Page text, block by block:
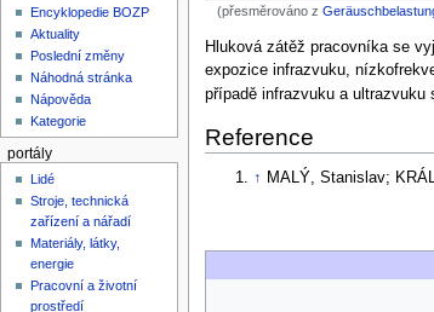
(přesměrováno z
Skočit
na
navigaci
Skočit
na
vyhledávání
Hluková zátěž pracovníka se
expozice infrazvuku,
případě infrazvuku a ultrazvuku
Reference
↑ MALÝ, Stanislav;
Encyklopedie BOZP
Aktuality
Poslední změny
Náhodná stránka
Nápověda
Kategorie
portály
Lidé
Stroje, technická
zařízení a nářadí
Materiály, látky,
energie
Pracovní a životní
prostředí